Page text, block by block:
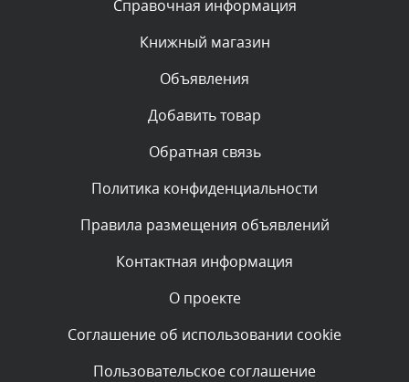
администратором.
Комментарий проверяется
администратором.
Комментарий проверяется
администратором.
Комментарий проверяется
администратором.
Справочная информация
Книжный магазин
Объявления
Добавить товар
Обратная связь
Политика конфиденциальности
Правила размещения объявлений
Контактная информация
О проекте
Соглашение об использовании cookie
Пользовательское соглашение